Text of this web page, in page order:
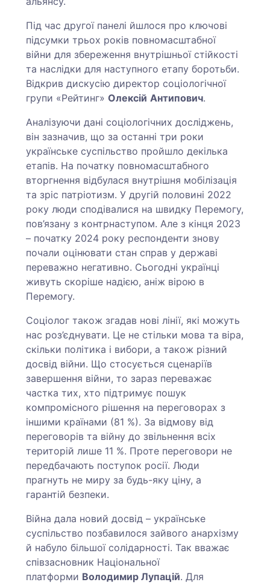
Під час другої панелі йшлося про ключові
підсумки трьох років повномасштабної
війни для збереження внутрішньої стійкості
та наслідки для наступного етапу боротьби.
Відкрив дискусію директор соціологічної
групи «Рейтинг»Олексій Антипович.
Аналізуючи дані соціологічних досліджень,
він зазначив, що за останні три роки
українське суспільство пройшло декілька
етапів. На початку повномасштабного
вторгнення відбулася внутрішня мобілізація
та зріс патріотизм. У другій половині 2022
року люди сподівалися на швидку Перемогу,
пов’язану з контрнаступом. Але з кінця 2023
– початку 2024 року респонденти знову
почали оцінювати стан справ у державі
переважно негативно. Сьогодні українці
живуть скоріше надією, аніж вірою в
Перемогу.
Соціолог також згадав нові лінії, які можуть
нас роз’єднувати. Це не стільки мова та віра,
скільки політика і вибори, а також різний
досвід війни. Що стосується сценаріїв
завершення війни, то зараз переважає
частка тих, хто підтримує пошук
компромісного рішення на переговорах з
іншими країнами (81 %). За відмову від
переговорів та війну до звільнення всіх
територій лише 11 %. Проте переговори не
передбачають поступок росії. Люди
прагнуть не миру за будь-яку ціну, а
гарантій безпеки.
Війна дала новий досвід – українське
суспільство позбавилося зайвого анархізму
й набуло більшої солідарності. Так вважає
співзасновник Національної
платформи Володимир Лупацій. Для